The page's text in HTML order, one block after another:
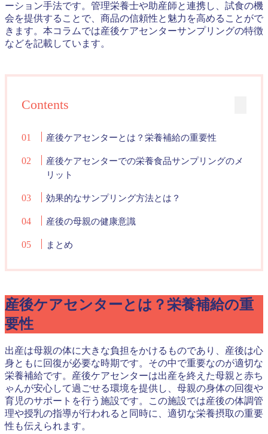
ーション手法です。管理栄養士や助産師と連携し、試食の機
会を提供することで、商品の信頼性と魅力を高めることがで
きます。本コラムでは産後ケアセンターサンプリングの特徴
などを記載しています。
Contents
産後ケアセンターとは？栄養補給の重要性
産後ケアセンターでの栄養食品サンプリングのメ
リット
効果的なサンプリング方法とは？
産後の母親の健康意識
まとめ
産後ケアセンターとは？栄養補給の重
要性
出産は母親の体に大きな負担をかけるものであり、産後は心
身ともに回復が必要な時期です。その中で重要なのが適切な
栄養補給です。産後ケアセンターは出産を終えた母親と赤ち
ゃんが安心して過ごせる環境を提供し、母親の身体の回復や
育児のサポートを行う施設です。この施設では産後の体調管
理や授乳の指導が行われると同時に、適切な栄養摂取の重要
性も伝えられます。